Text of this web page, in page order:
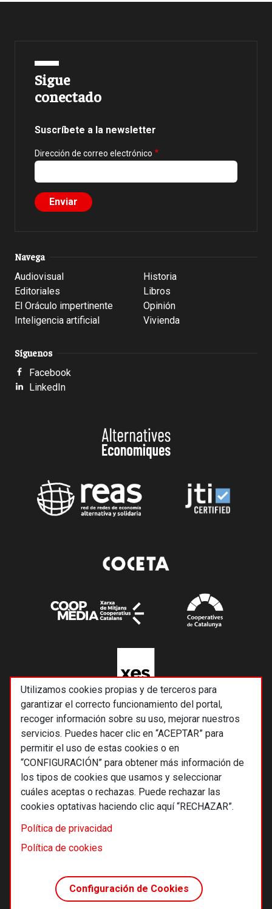
Utilizamos cookies propias y de terceros para
garantizar el correcto funcionamiento del portal,
recoger información sobre su uso, mejorar nuestros
servicios. Puedes hacer clic en “ACEPTAR” para
permitir el uso de estas cookies o en
“CONFIGURACIÓN” para obtener más información de
los tipos de cookies que usamos y seleccionar
cuáles aceptas o rechazas. Puede rechazar las
cookies optativas haciendo clic aquí “RECHAZAR”.
Política de privacidad
Política de cookies
Configuración de Cookies
Sigue
conectado
Suscríbete a la newsletter
Dirección de correo electrónico
Navega
Audiovisual
Editoriales
El Oráculo impertinente
Inteligencia artificial
Historia
Libros
Opinión
Vivienda
Síguenos
Facebook
LinkedIn
© 2026 Alternativas económicas SCCL
Footer
Términos y condiciones de uso
Política de cookies
Principios editoriales